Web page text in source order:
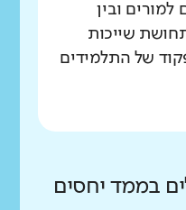
למורים ובין
שייכות
של התלמידים
בממד יחסים